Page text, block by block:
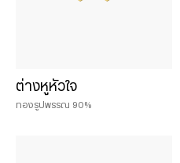
ต่างหูหัวใจ
ทองรูปพรรณ 90%